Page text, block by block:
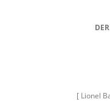
[ Lionel